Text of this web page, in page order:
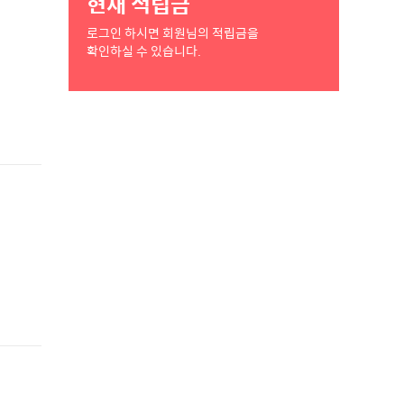
로그인 하시면 회원님의 적립금을
확인하실 수 있습니다.